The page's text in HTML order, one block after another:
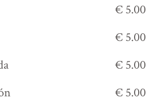
€ 5.00
€ 5.00
€ 5.00
€ 5.00